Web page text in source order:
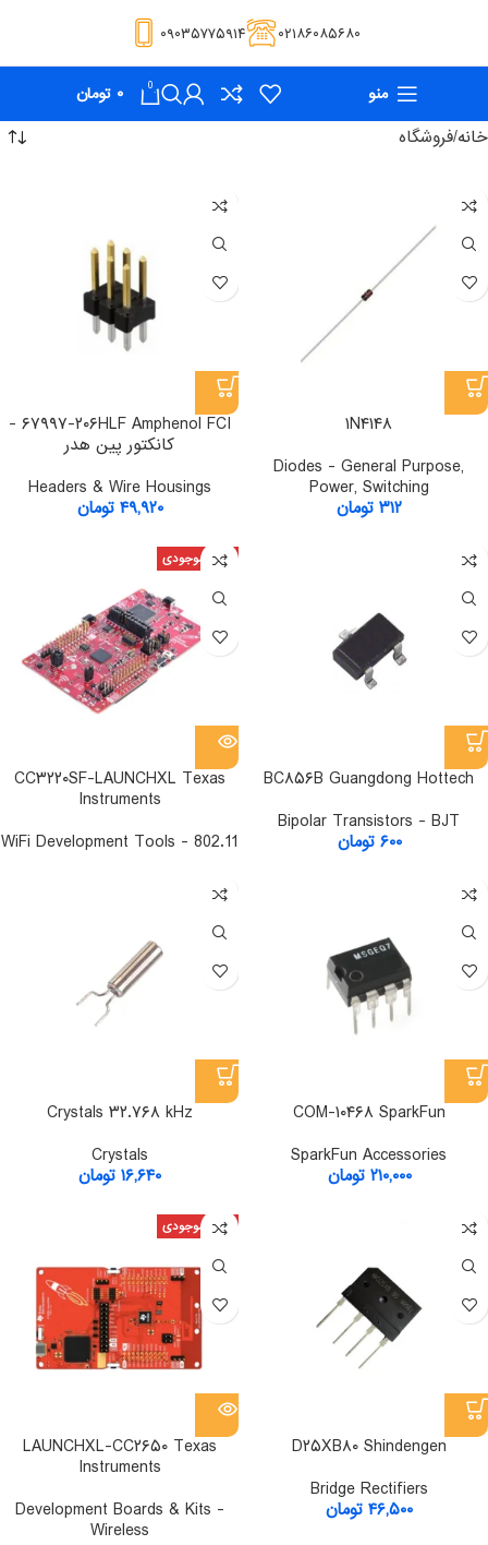
۰۲۱۸۶۰۸۵۶۸۰ ۰۹۰۳۵۷۷۵۹۱۴
منو 0 ۰ تومان
خانه فروشگاه
۱N۴۱۴۸
Diodes - General Purpose,
Power, Switching
۳۱۲ تومان
۶۷۹۹۷-۲۰۶HLF Amphenol FCI -
کانکتور پین هدر
Headers & Wire Housings
۴۹,۹۲۰ تومان
BC۸۵۶B Guangdong Hottech
Bipolar Transistors - BJT
۶۰۰ تومان
اتمام موجودی
CC۳۲۲۰SF-LAUNCHXL Texas
Instruments
WiFi Development Tools - 802.11
COM-۱۰۴۶۸ SparkFun
SparkFun Accessories
۲۱۰,۰۰۰ تومان
Crystals ۳۲.۷۶۸ kHz
Crystals
۱۶,۶۴۰ تومان
D۲۵XB۸۰ Shindengen
Bridge Rectifiers
۴۶,۵۰۰ تومان
اتمام موجودی
LAUNCHXL-CC۲۶۵۰ Texas
Instruments
Development Boards & Kits -
Wireless